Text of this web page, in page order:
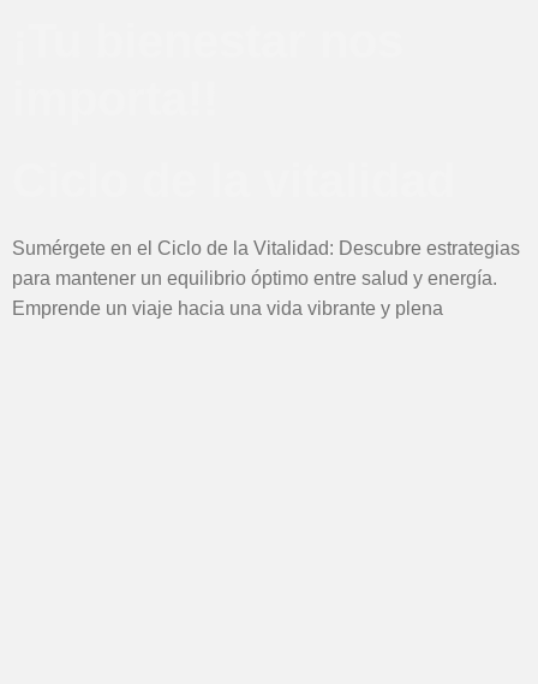
Sumérgete en el Ciclo de la Vitalidad: Descubre estrategias
para mantener un equilibrio óptimo entre salud y energía.
Emprende un viaje hacia una vida vibrante y plena